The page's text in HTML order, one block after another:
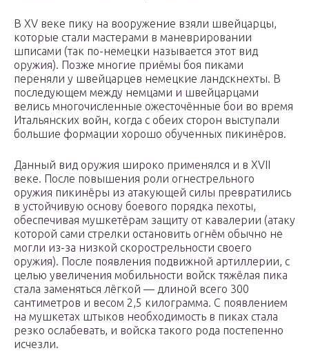
В XV веке пику на вооружение взяли швейцарцы,
которые стали мастерами в маневрировании
шписами (так по-немецки называется этот вид
оружия). Позже многие приёмы боя пиками
переняли у швейцарцев немецкие ландскнехты. В
последующем между немцами и швейцарцами
велись многочисленные ожесточённые бои во время
Итальянских войн, когда с обеих сторон выступали
большие формации хорошо обученных пикинёров.
Данный вид оружия широко применялся и в XVII
веке. После повышения роли огнестрельного
оружия пикинёры из атакующей силы превратились
в устойчивую основу боевого порядка пехоты,
обеспечивая мушкетёрам защиту от кавалерии (атаку
которой сами стрелки остановить огнём обычно не
могли из-за низкой скорострельности своего
оружия). После появления подвижной артиллерии, с
целью увеличения мобильности войск тяжёлая пика
стала заменяться лёгкой — длиной всего 300
сантиметров и весом 2,5 килограмма. С появлением
на мушкетах штыков необходимость в пиках стала
резко ослабевать, и войска такого рода постепенно
исчезли.